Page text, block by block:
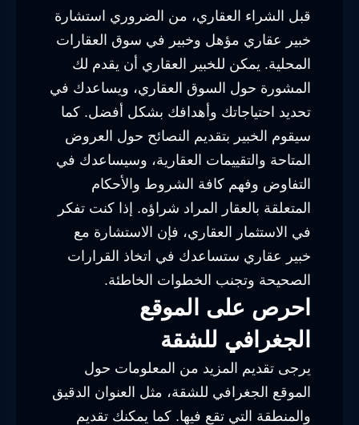
قبل الشراء العقاري، من الضروري استشارة
خبير عقاري مؤهل وخبير في سوق العقارات
المحلية. يمكن للخبير العقاري أن يقدم لك
المشورة حول السوق العقاري، ويساعدك في
تحديد احتياجاتك وأهدافك بشكل أفضل. كما
سيقوم الخبير بتقديم النصائح حول العروض
المتاحة والتقييمات العقارية، وسيساعدك في
التفاوض وفهم كافة الشروط والأحكام
المتعلقة بالعقار المراد شراؤه. إذا كنت تفكر
في الاستثمار العقاري، فإن الاستشارة مع
خبير عقاري ستساعدك في اتخاذ القرارات
الصحيحة وتجنب الخطوات الخاطئة.
احرص على الموقع
الجغرافي للشقة
يرجى تقديم المزيد من المعلومات حول
الموقع الجغرافي للشقة، مثل العنوان الدقيق
والمنطقة التي تقع فيها. كما يمكنك تقديم